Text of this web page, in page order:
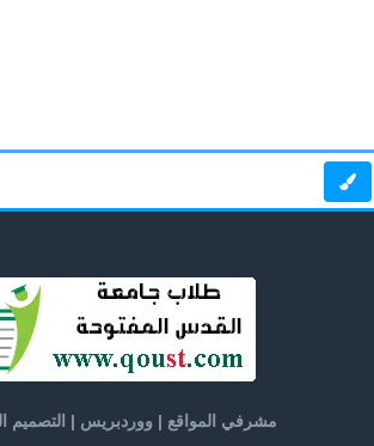
مشرفي المواقع | ووردبريس | التصميم